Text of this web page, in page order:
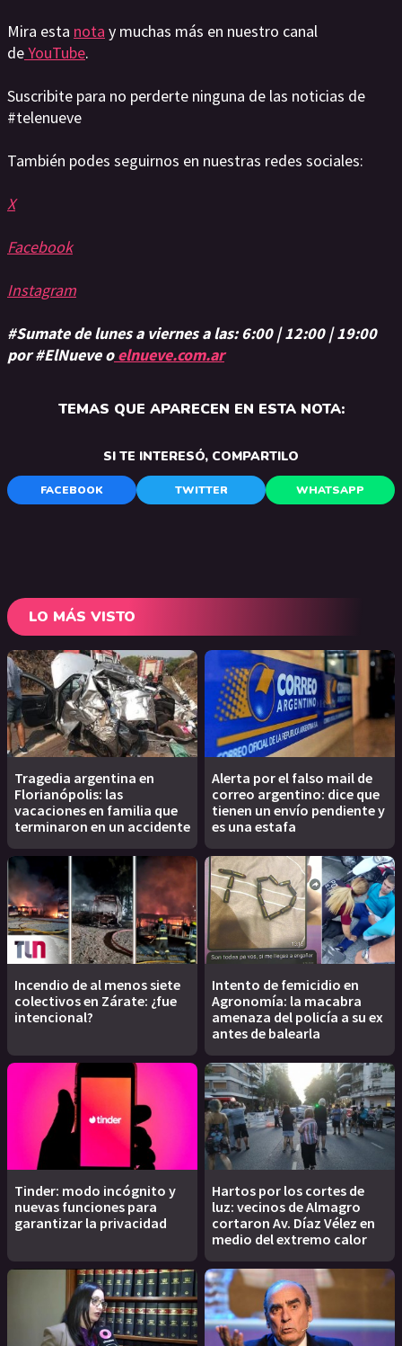
Mira esta nota y muchas más en nuestro canal
deYouTube.
Suscribite para no perderte ninguna de las noticias de
#telenueve
También podes seguirnos en nuestras redes sociales:
X
Facebook
Instagram
#Sumate de lunes a viernes a las: 6:00 | 12:00 | 19:00
por #ElNueve o elnueve.com.ar
TEMAS QUE APARECEN EN ESTA NOTA:
SI TE INTERESÓ, COMPARTILO
FACEBOOK TWITTER WHATSAPP
LO MÁS VISTO
Tragedia argentina en
Florianópolis: las
vacaciones en familia que
terminaron en un accidente
Alerta por el falso mail de
correo argentino: dice que
tienen un envío pendiente y
es una estafa
Incendio de al menos siete
colectivos en Zárate: ¿fue
intencional?
Intento de femicidio en
Agronomía: la macabra
amenaza del policía a su ex
antes de balearla
Tinder: modo incógnito y
nuevas funciones para
garantizar la privacidad
Hartos por los cortes de
luz: vecinos de Almagro
cortaron Av. Díaz Vélez en
medio del extremo calor